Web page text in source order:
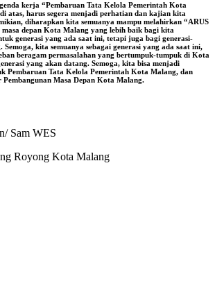
kerja “Pembaruan Tata Kelola Pemerintah Kota
atas, harus segera menjadi perhatian dan kajian kita
diharapkan kita semuanya mampu melahirkan “ARUS
depan Kota Malang yang lebih baik bagi kita
generasi yang ada saat ini, tetapi juga bagi generasi-
Semoga, kita semuanya sebagai generasi yang ada saat ini,
beragam permasalahan yang bertumpuk-tumpuk di Kota
yang akan datang. Semoga, kita bisa menjadi
Pembaruan Tata Kelola Pemerintah Kota Malang, dan
Masa Depan Kota Malang.
Sam WES
Royong Kota Malang